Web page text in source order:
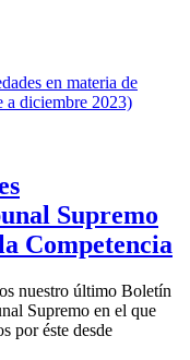
en materia de
a diciembre 2023)
Supremo
Competencia
nuestro último Boletín
Supremo en el que
por éste desde